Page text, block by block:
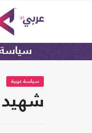
سياسة عربية
شهيد